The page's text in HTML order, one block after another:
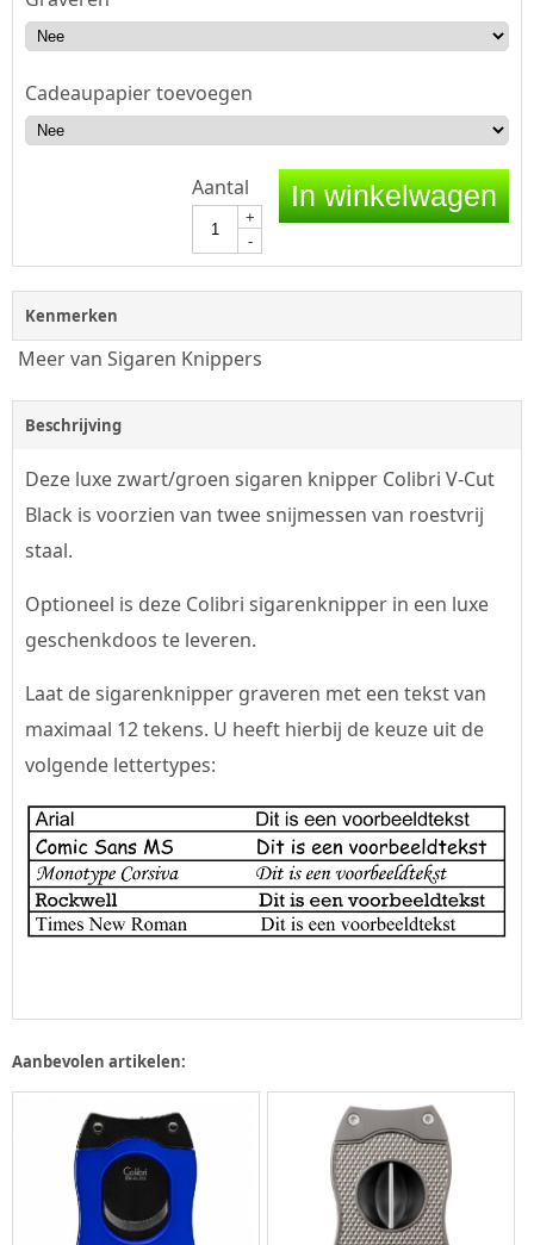
Cadeaupapier toevoegen
Aantal
+
-
In winkelwagen
Kenmerken
Meer van Sigaren Knippers
Beschrijving
Deze luxe zwart/groen sigaren knipper Colibri V-Cut
Black is voorzien van twee snijmessen van roestvrij
staal.
Optioneel is deze Colibri sigarenknipper in een luxe
geschenkdoos te leveren.
Laat de sigarenknipper graveren met een tekst van
maximaal 12 tekens. U heeft hierbij de keuze uit de
volgende lettertypes:
Aanbevolen artikelen: